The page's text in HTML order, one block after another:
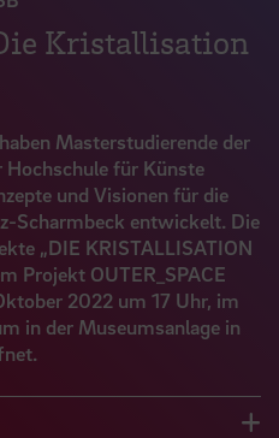
Kristallisation
Masterstudierende der
Hochschule für Künste
und Visionen für die
Scharmbeck entwickelt. Die
„DIE KRISTALLISATION
Projekt OUTER_SPACE
2022 um 17 Uhr, im
in der Museumsanlage in